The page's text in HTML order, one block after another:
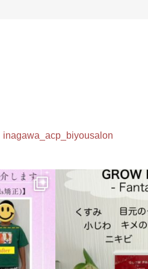
inagawa_acp_biyousalon